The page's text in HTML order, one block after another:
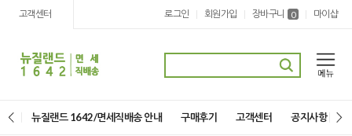
고객센터 로그인 | 회원가입 | 장바구니 0 | 마이샵
뉴질랜드 1642/면세직배송 안내 구매후기 고객센터 공지사항